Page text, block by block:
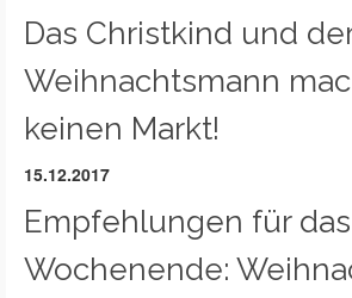
Das Christkind und
Weihnachtsmann
keinen Markt!
15.12.2017
Empfehlungen für das
Wochenende: